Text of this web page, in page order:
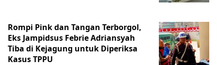
Rompi Pink dan Tangan Terborgol,
Eks Jampidsus Febrie Adriansyah
Tiba di Kejagung untuk Diperiksa
Kasus TPPU